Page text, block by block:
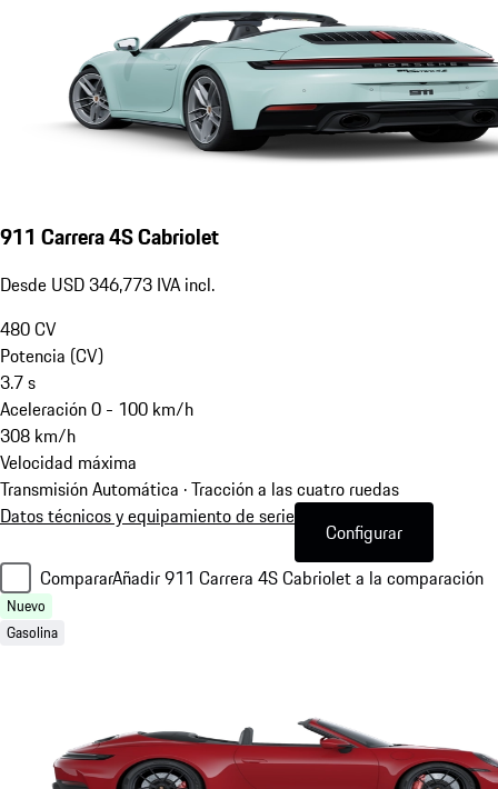
911 Carrera 4S Cabriolet
Desde USD 346,773 IVA incl.
480CV
Potencia (CV)
3.7s
Aceleración 0 - 100 km/h
308 km/h
Velocidad máxima
Transmisión Automática · Tracción a las cuatro ruedas
Datos técnicos y equipamiento de serie
Configurar
CompararAñadir 911 Carrera 4S Cabriolet a la comparación
Nuevo
Gasolina